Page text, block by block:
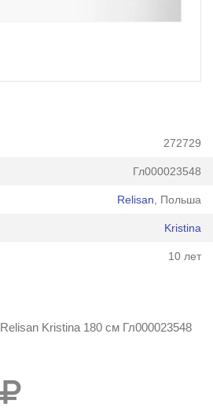
272729
Гл000023548
Relisan , Польша
Kristina
10 лет
Kristina 180 см Гл000023548